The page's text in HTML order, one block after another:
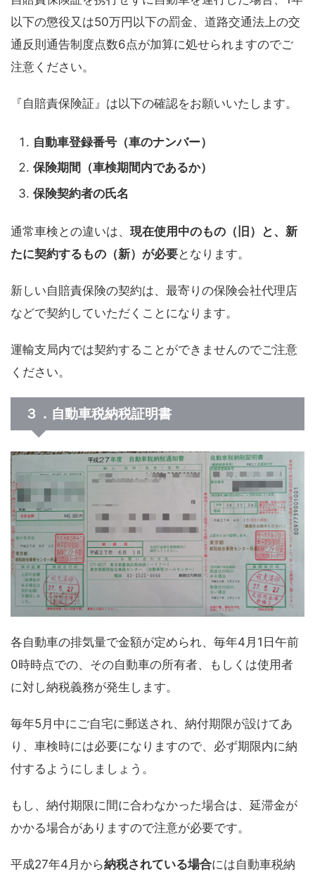
以下の懲役又は50万円以下の罰金、道路交通法上の交
通反則通告制度点数6点が加算に処せられますのでご
注意ください。
『自賠責保険証』は以下の確認をお願いいたします。
自動車登録番号（車のナンバー）
保険期間（車検期間内であるか）
保険契約者の氏名
通常車検との違いは、 現在使用中のもの（旧）と、新
たに契約するもの（新）が必要となります。
新しい自賠責保険の契約は、最寄りの保険会社代理店
などで契約していただくことになります。
運輸支局内では契約することができませんのでご注意
ください。
３．自動車税納税証明書
各自動車の排気量で金額が定められ、毎年4月1日午前
0時時点での、その自動車の所有者、もしくは使用者
に対し納税義務が発生します。
毎年5月中にご自宅に郵送され、納付期限が設けてあ
り、車検時には必要になりますので、必ず期限内に納
付するようにしましょう。
もし、納付期限に間に合わなかった場合は、延滞金が
かかる場合がありますので注意が必要です。
平成27年4月から納税されている場合には自動車税納